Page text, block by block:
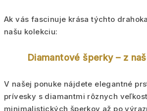
Ak vás fascinuje krása týchto
našu kolekciu:
Diamantové šperky – z
V našej ponuke nájdete elegantné
prívesky s diamantmi rôznych
minimalistických šperkov až po